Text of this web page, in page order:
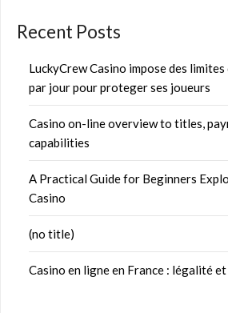
Recent Posts
LuckyCrew Casino impose des
par jour pour proteger ses joueurs
Casino on-line overview to titles,
capabilities
A Practical Guide for Beginners
Casino
(no title)
Casino en ligne en France : légalité